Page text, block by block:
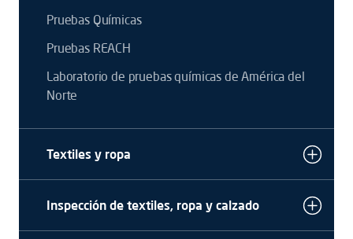
Pruebas Químicas
Pruebas REACH
Laboratorio de pruebas químicas de América del
Norte
Textiles y ropa
Inspección de textiles, ropa y calzado